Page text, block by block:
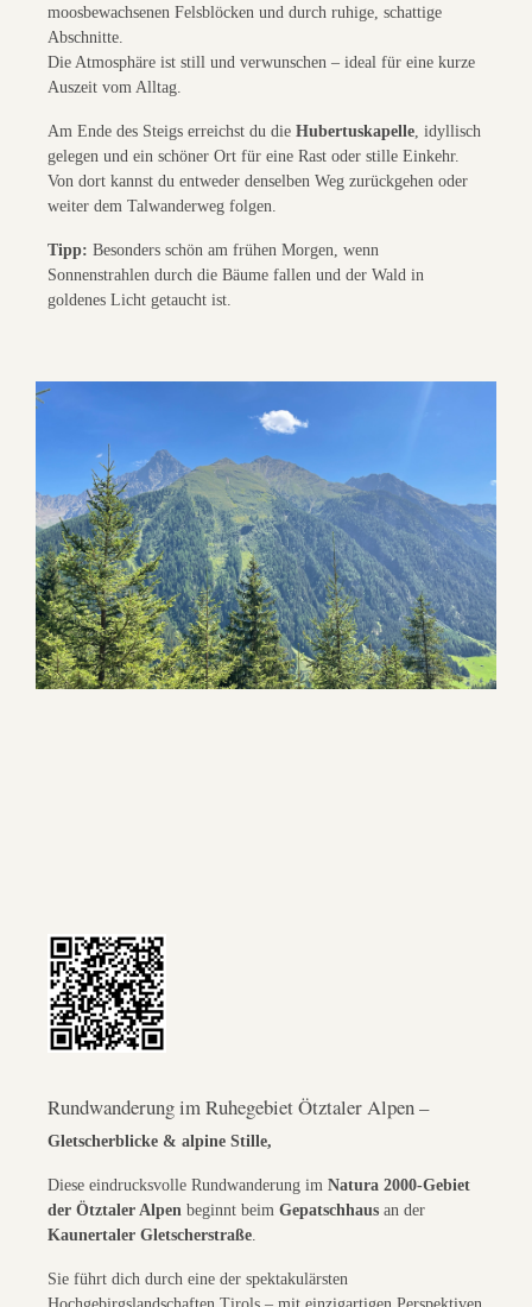
moosbewachsenen Felsblöcken und durch ruhige, schattige
Abschnitte.
Die Atmosphäre ist still und verwunschen – ideal für eine kurze
Auszeit vom Alltag.
Am Ende des Steigs erreichst du die Hubertuskapelle , idyllisch
gelegen und ein schöner Ort für eine Rast oder stille Einkehr.
Von dort kannst du entweder denselben Weg zurückgehen oder
weiter dem Talwanderweg folgen.
Tipp: Besonders schön am frühen Morgen, wenn
Sonnenstrahlen durch die Bäume fallen und der Wald in
goldenes Licht getaucht ist.
Rundwanderung im Ruhegebiet Ötztaler Alpen –
Gletscherblicke & alpine Stille,
Diese eindrucksvolle Rundwanderung im Natura 2000-Gebiet
der Ötztaler Alpen beginnt beim Gepatschhaus an der
Kaunertaler Gletscherstraße
Sie führt dich durch eine der spektakulärsten
Hochgebirgslandschaften Tirols – mit einzigartigen Perspektiven